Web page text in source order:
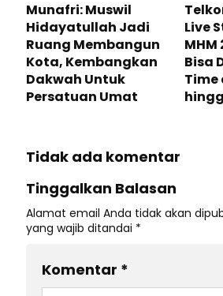
Munafri: Muswil
Hidayatullah Jadi
Ruang Membangun
Kota, Kembangkan
Dakwah Untuk
Persatuan Umat
Live
MHM
Bisa
Tidak ada komentar
Tinggalkan Balasan
Alamat email Anda tidak akan
yang wajib ditandai *
Komentar *